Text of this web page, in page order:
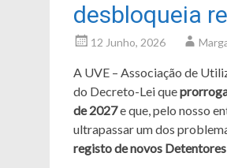
desbloqueia
12 Junho, 2026
A UVE – Associação de
do Decreto-Lei que
de 2027e que, pelo nosso
ultrapassar um dos
registo de novos